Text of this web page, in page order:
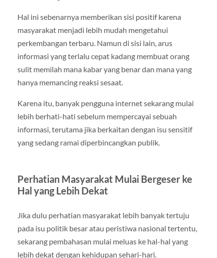
Hal ini sebenarnya memberikan sisi positif karena
masyarakat menjadi lebih mudah mengetahui
perkembangan terbaru. Namun di sisi lain, arus
informasi yang terlalu cepat kadang membuat orang
sulit memilah mana kabar yang benar dan mana yang
hanya memancing reaksi sesaat.
Karena itu, banyak pengguna internet sekarang mulai
lebih berhati-hati sebelum mempercayai sebuah
informasi, terutama jika berkaitan dengan isu sensitif
yang sedang ramai diperbincangkan publik.
Perhatian Masyarakat Mulai Bergeser ke
Hal yang Lebih Dekat
Jika dulu perhatian masyarakat lebih banyak tertuju
pada isu politik besar atau peristiwa nasional tertentu,
sekarang pembahasan mulai meluas ke hal-hal yang
lebih dekat dengan kehidupan sehari-hari.